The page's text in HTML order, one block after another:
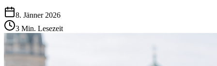
8. Jänner 2026
3 Min. Lesezeit